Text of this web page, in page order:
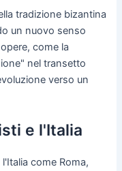
tradizione bizantina
un nuovo senso
come la
nel transetto
verso un
e l'Italia
come Roma,